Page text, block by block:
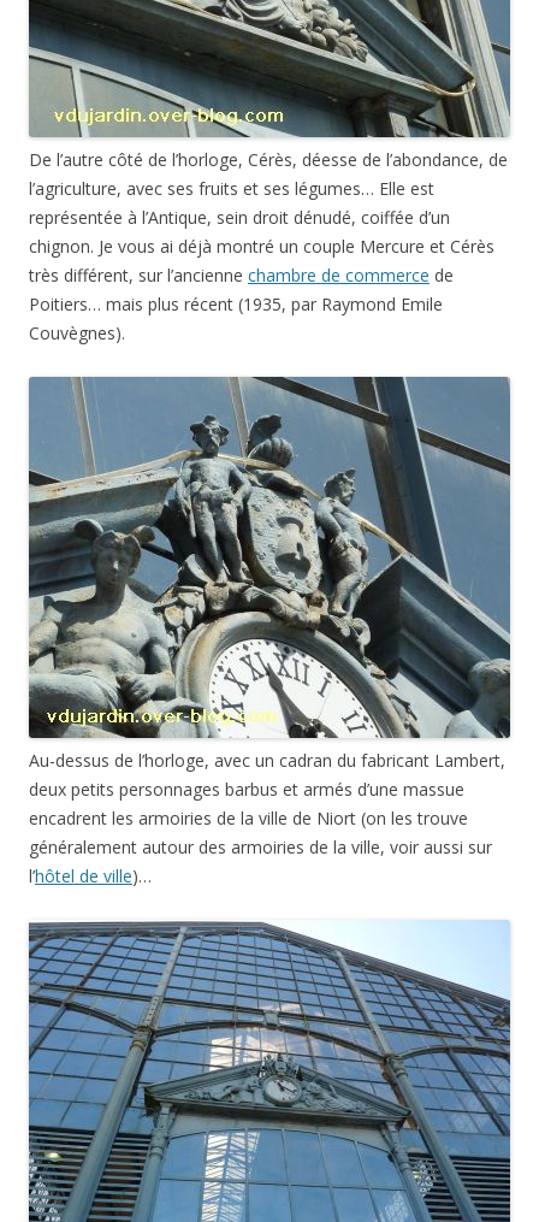
De l’autre côté de l’horloge, Cérès, déesse de l’abondance, de
l’agriculture, avec ses fruits et ses légumes… Elle est
représentée à l’Antique, sein droit dénudé, coiffée d’un
chignon. Je vous ai déjà montré un couple Mercure et Cérès
très différent, sur l’ancienne chambre de commerce de
Poitiers… mais plus récent (1935, par Raymond Emile
Couvègnes).
Au-dessus de l’horloge, avec un cadran du fabricant Lambert,
deux petits personnages barbus et armés d’une massue
encadrent les armoiries de la ville de Niort (on les trouve
généralement autour des armoiries de la ville, voir aussi sur
l’hôtel de ville)…